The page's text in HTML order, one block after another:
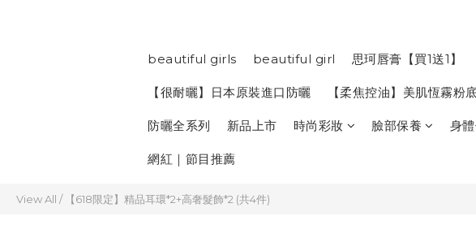
beautiful girls beautiful girl 思珂唇膏【買1送1】
【很耐曬】日本原裝進口防曬 【柔焦控油】美肌恆霧粉
防曬全系列 新品上市 時尚彩妝 臉部保養 身
網紅｜節目推薦
View All / 【618限定】精品耳環*2+高奢髮飾*2 (共4件)